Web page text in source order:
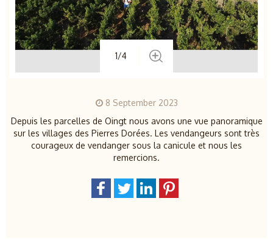
1/4
8 September 2023
Depuis les parcelles de Oingt nous avons une vue panoramique
sur les villages des Pierres Dorées. Les vendangeurs sont très
courageux de vendanger sous la canicule et nous les
remercions.